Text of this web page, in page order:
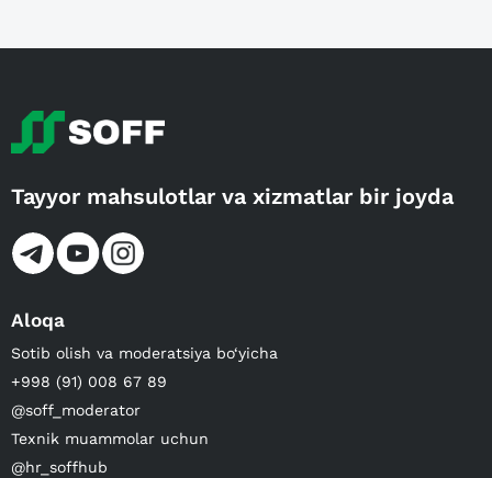
Tayyor mahsulotlar va xizmatlar bir joyda
Aloqa
Sotib olish va moderatsiya bo‘yicha
+998 (91) 008 67 89
@soff_moderator
Texnik muammolar uchun
@hr_soffhub